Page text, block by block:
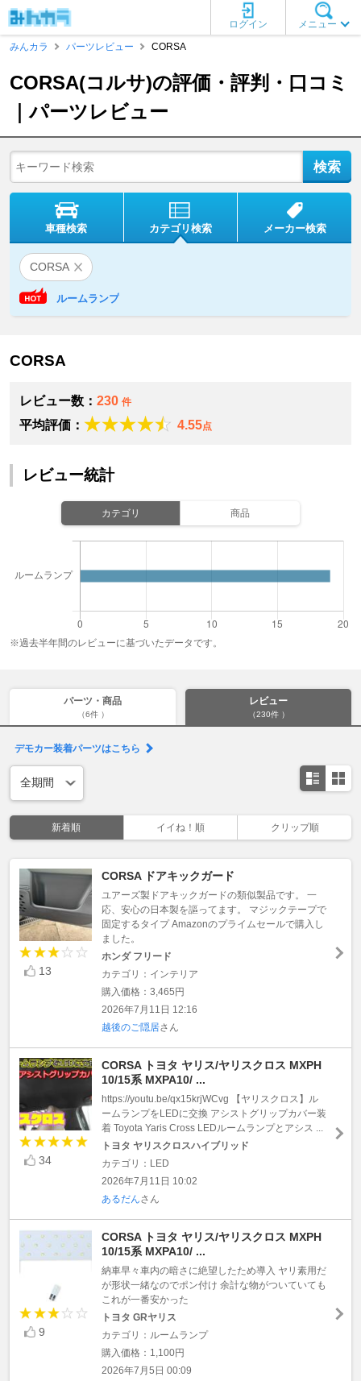
メニュー
ログイン
みんカラ
パーツレビュー CORSA
CORSA(コルサ)の評価・評判・口コミ
｜パーツレビュー
車種検索 カテゴリ検索 メーカー検索
CORSA
ルームランプ
CORSA
レビュー数： 230 件
平均評価： 4.55点
レビュー統計
カテゴリ 商品
※過去半年間のレビューに基づいたデータです。
パーツ・商品
（6件 ）
レビュー
（230件 ）
デモカー装着パーツはこちら
新着順 イイね！順 クリップ順
13
CORSA ドアキックガード
ユアーズ製ドアキックガードの類似製品です。 一
応、安心の日本製を謳ってます。 マジックテープで
固定するタイプ Amazonのプライムセールで購入し
ました。
ホンダ フリード
カテゴリ：インテリア
購入価格：3,465円
2026年7月11日 12:16
越後のご隠居さん
34
CORSA トヨタ ヤリス/ヤリスクロス MXPH
10/15系 MXPA10/ ...
https://youtu.be/qx15krjWCvg 【ヤリスクロス】ル
ームランプをLEDに交換 アシストグリップカバー装
着 Toyota Yaris Cross LEDルームランプとアシス ...
トヨタ ヤリスクロスハイブリッド
カテゴリ：LED
2026年7月11日 10:02
あるだんさん
9
CORSA トヨタ ヤリス/ヤリスクロス MXPH
10/15系 MXPA10/ ...
納車早々車内の暗さに絶望したため導入 ヤリ素用だ
が形状一緒なのでポン付け 余計な物がついていても
これが一番安かった
トヨタ GRヤリス
カテゴリ：ルームランプ
購入価格：1,100円
2026年7月5日 00:09